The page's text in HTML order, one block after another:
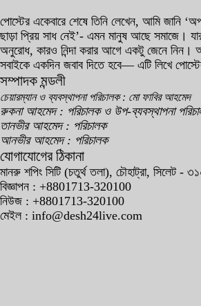
পোস্টের একেবারে শেষে তিনি লেখেন, আমি জানি
ছাড়া প্রিয় সাধ নেই’- এমন মানুষ আছে সমাজে।
অনুরোধ, কারও নিন্দা করার আগে একটু জেনে
সবাইকে একদিন জবাব দিতে হবে— এটি লিখে
সম্পাদক মন্ডলী
চেয়ারম্যান ও ব্যবস্থাপনা পরিচালক : মো ফাবির আহমেদ
রুকনা আহমেদ : পরিচালক ও উপ-ব্যবস্থাপনা
তানভীর আহমেদ : পরিচালক
আনভীর আহমেদ : পরিচালক
যোগাযোগের ঠিকানা
মানরু শপিং সিটি (চতুর্থ তলা), চৌহাট্রা, সিলেট -
বিজ্ঞাপন : +8801713-320100
নিউজ : +8801713-320100
মেইল : info@desh24live.com